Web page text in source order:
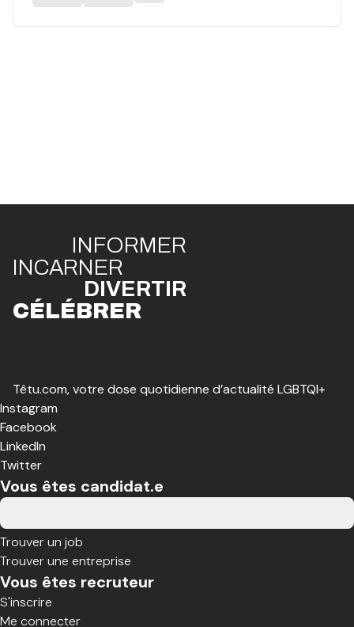
INFORMER
INCARNER
DIVERTIR
CÉLÉBRER
Têtu.com, votre dose quotidienne d’actualité LGBTQI+
Instagram
Facebook
LinkedIn
Twitter
Vous êtes candidat.e
Trouver un job
Trouver une entreprise
Vous êtes recruteur
S'inscrire
Me connecter